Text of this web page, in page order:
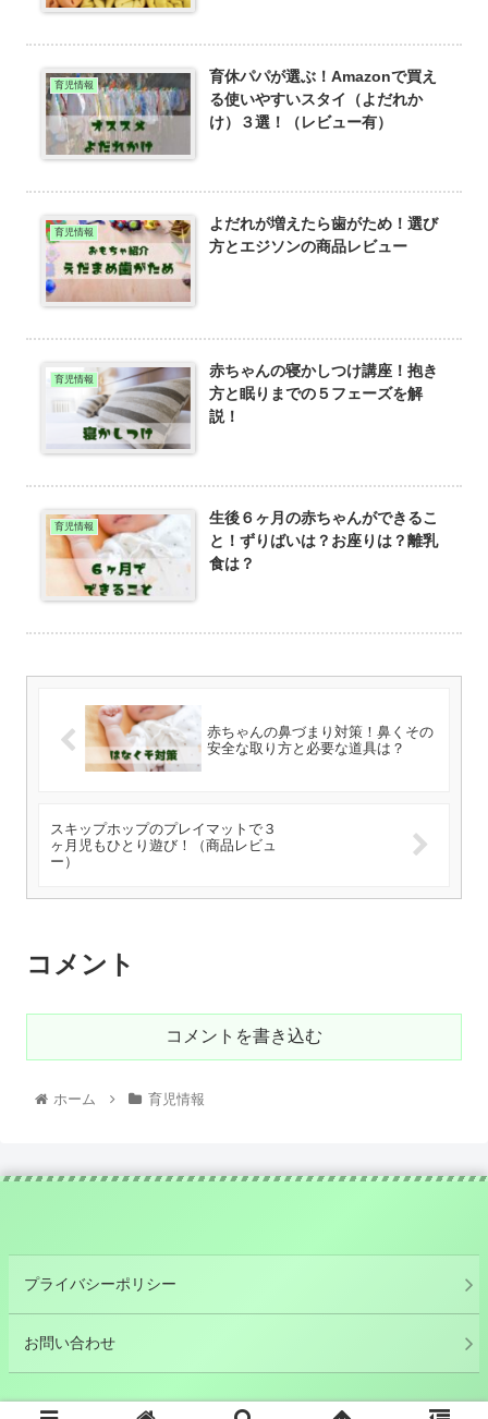
育児情報
育休パパが選ぶ！Amazonで買え
る使いやすいスタイ（よだれか
け）３選！（レビュー有）
育児情報
よだれが増えたら歯がため！選び
方とエジソンの商品レビュー
育児情報
赤ちゃんの寝かしつけ講座！抱き
方と眠りまでの５フェーズを解
説！
育児情報
生後６ヶ月の赤ちゃんができるこ
と！ずりばいは？お座りは？離乳
食は？
赤ちゃんの鼻づまり対策！鼻くその
安全な取り方と必要な道具は？
スキップホップのプレイマットで３
ヶ月児もひとり遊び！（商品レビュ
ー）
コメント
コメントを書き込む
ホーム 育児情報
プライバシーポリシー
お問い合わせ